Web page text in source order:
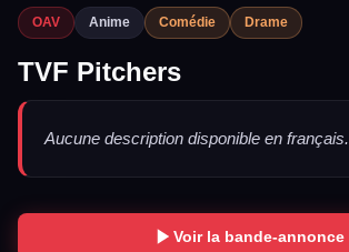
OAV Anime Comédie Drame
TVF Pitchers
Aucune description disponible en français.
Voir la bande-annonce